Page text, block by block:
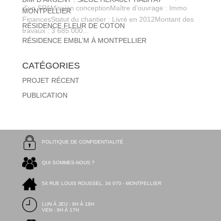
d’un SPAMission conceptionMaître d’ouvrage : Immo
FinancesStatut du chantier : Livré en 2012Montant des
travaux : 3 685 000...
MONTPELLIER
RÉSIDENCE FLEUR DE COTON
RÉSIDENCE EMBL’M À MONTPELLIER
CATÉGORIES
PROJET RÉCENT
PUBLICATION
POLITIQUE DE CONFIDENTIALITÉ
QUI SOMMES-NOUS ?
54 RUE LOUIS ROUSSEL, 34 070 - MONTPELLIER
LUN À JEU : 9H À 18H
VEN : 9H À 17H